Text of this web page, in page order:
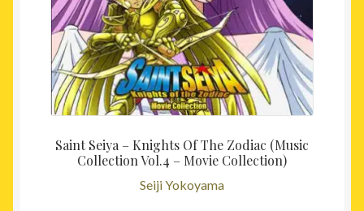
Saint Seiya – Knights Of The Zodiac (Music
Collection Vol.4 – Movie Collection)
Seiji Yokoyama